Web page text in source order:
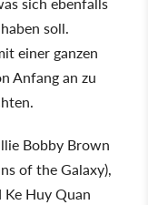
soll.
einer ganzen
Anfang an zu
Bobby Brown
of the Galaxy),
Ke Huy Quan